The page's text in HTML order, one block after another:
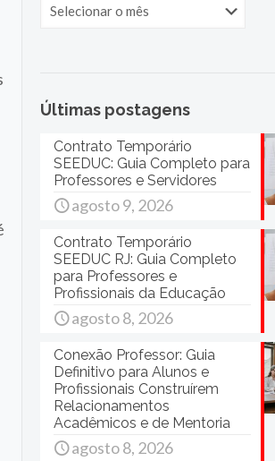
Últimas postagens
Contrato Temporário
SEEDUC: Guia Completo para
Professores e Servidores
agosto 9, 2026
Contrato Temporário
SEEDUC RJ: Guia Completo
para Professores e
Profissionais da Educação
agosto 8, 2026
Conexão Professor: Guia
Definitivo para Alunos e
Profissionais Construírem
Relacionamentos
Acadêmicos e de Mentoria
agosto 8, 2026